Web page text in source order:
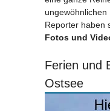
ungewöhnlichen
Reporter haben
Fotos und
Ferien und
Ostsee